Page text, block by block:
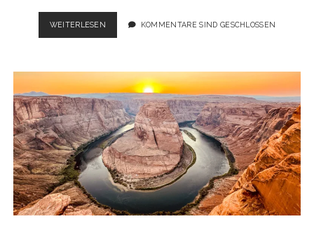
WEITERLESEN
ROADTRIP
ZURÜCK
NACH
UTAH
–
DIE
CANYONS
RUFEN.
KOMMENTARE SIND GESCHLOSSEN